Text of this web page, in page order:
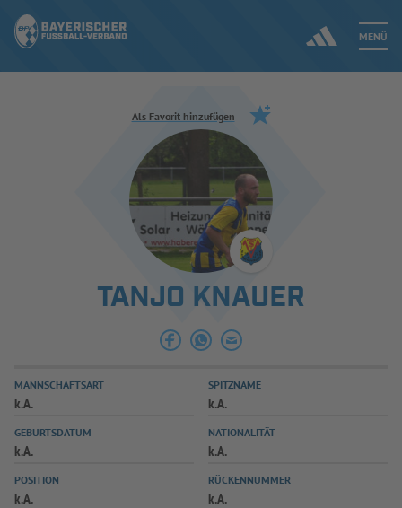
MENÜ
Jetzt einloggen
ERGEBNISSE & WETTBEWERBE
SPIELBETRIEB & VERBANDSLEBEN
AUSBILDUNG & FÖRDERUNG
SPIELPLUS
Als Favorit hinzufügen
TANJO KNAUER
MANNSCHAFTSART
k.A.
SPITZNAME
k.A.
GEBURTSDATUM
k.A.
NATIONALITÄT
k.A.
POSITION
k.A.
RÜCKENNUMMER
k.A.